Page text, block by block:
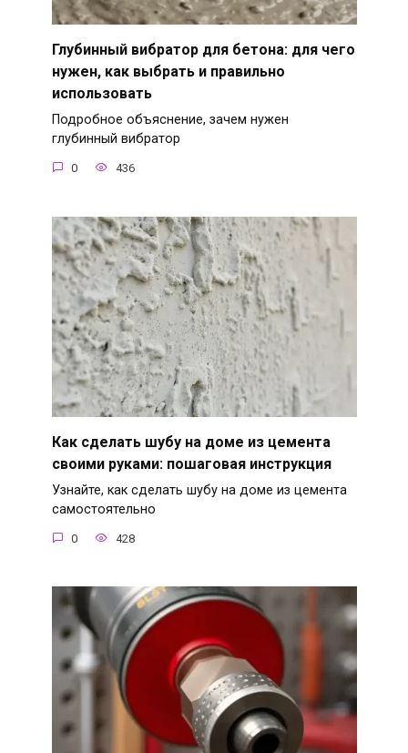
Глубинный вибратор для бетона: для чего
нужен, как выбрать и правильно
использовать
Подробное объяснение, зачем нужен
глубинный вибратор
0 436
Как сделать шубу на доме из цемента
своими руками: пошаговая инструкция
Узнайте, как сделать шубу на доме из цемента
самостоятельно
0 428